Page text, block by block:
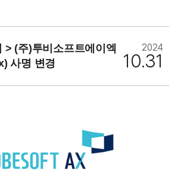
> (주)투비소프트에이엑
사명 변경
2024
10.31